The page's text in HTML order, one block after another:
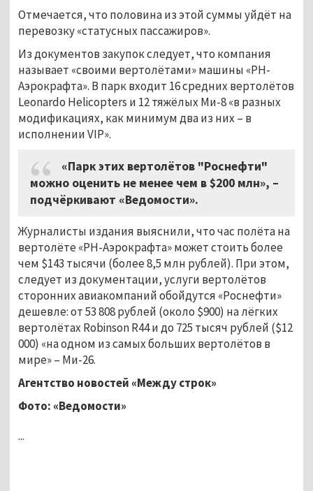
Отмечается, что половина из этой суммы уйдёт на
перевозку «статусных пассажиров».
Из документов закупок следует, что компания
называет «своими вертолётами» машины «РН-
Аэрокрафта». В парк входит 16 средних вертолётов
Leonardo Helicopters и 12 тяжёлых Ми-8 «в разных
модификациях, как минимум два из них – в
исполнении VIP».
«Парк этих вертолётов "Роснефти"
можно оценить не менее чем в $200 млн», –
подчёркивают «Ведомости».
Журналисты издания выяснили, что час полёта на
вертолёте «РН-Аэрокрафта» может стоить более
чем $143 тысячи (более 8,5 млн рублей). При этом,
следует из документации, услуги вертолётов
сторонних авиакомпаний обойдутся «Роснефти»
дешевле: от 53 808 рублей (около $900) на лёгких
вертолётах Robinson R44 и до 725 тысяч рублей ($12
000) «на одном из самых больших вертолётов в
мире» – Ми-26.
Агентство новостей «Между строк»
Фото: «Ведомости»
...